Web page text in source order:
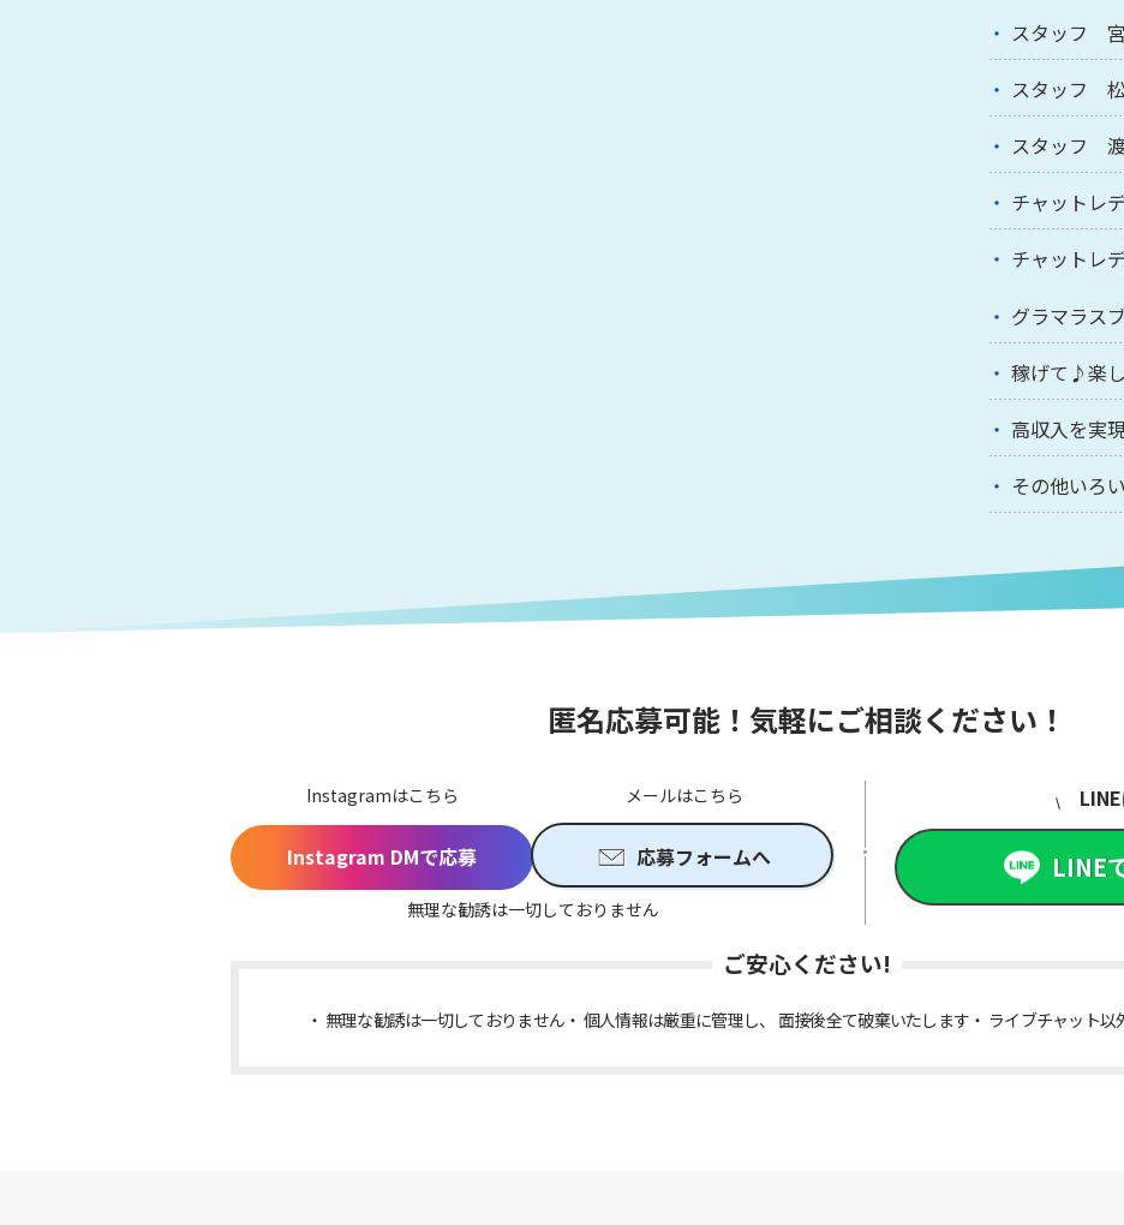
スタッフ
スタッフ
スタッフ
チャットレ
チャットレ
グラマラス
稼げて♪楽
高収入を実
その他いろ
匿名応募可能！気軽にご相談ください！
Instagramはこちら
Instagram DMで応募
メールはこちら
応募フォームへ
無理な勧誘は一切しておりません
LINE
ご安心ください!
無理な勧誘は一切しておりません 個人情報は厳重に管理し、 面接後全て破棄いたします ライブチャット以